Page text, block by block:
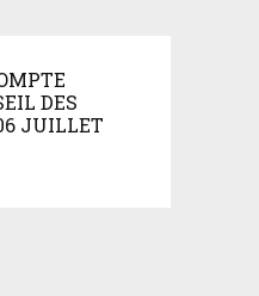
DES
JUILLET